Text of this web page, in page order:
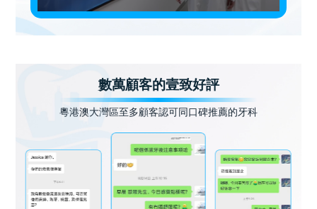
數萬顧客的壹致好評
粵港澳大灣區至多顧客認可同口碑推薦的牙科